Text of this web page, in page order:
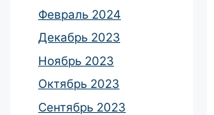
Февраль 2024
Декабрь 2023
Ноябрь 2023
Октябрь 2023
Сентябрь 2023